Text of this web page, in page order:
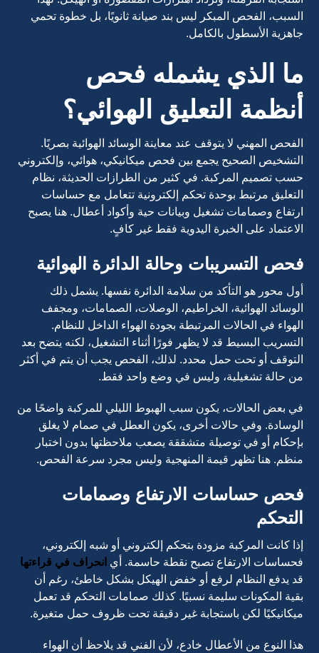
السبب، الفحص المبكر ليس بند صيانة ثانويًا، بل خطوة تحمي
جاهزية الأسطول بالكامل.
ما الذي يشمله فحص
أنظمة التعليق الهوائي؟
الفحص المهني لا يتوقف عند معاينة الوسائد الهوائية بصريًا.
التشخيص الصحيح يجمع بين فحص ميكانيكي، هوائي، وإلكتروني
حسب تصميم المركبة. في كثير من الطرازات الحديثة، نظام
التعليق مرتبط بوحدة تحكم إلكترونية تتعامل مع حساسات
ارتفاع وصمامات تشغيل وبيانات حية وأكواد أعطال. هنا يصبح
الاعتماد على الخبرة اليدوية فقط غير كافٍ.
فحص التسريبات وحالة الدائرة الهوائية
أول محور هو التأكد من سلامة الدائرة نفسها. يشمل ذلك
الوسائد الهوائية، الخراطيم، الوصلات، الصمامات، ومجفف
الهواء في الحالات المرتبطة بجودة الهواء الداخل للنظام.
التسريب البسيط قد لا يظهر فورًا أثناء التشغيل، لكنه يتضح بعد
التوقف أو تحت حمل محدد. لذلك، الفحص يجب أن يتم في أكثر
من حالة تشغيلية، وليس في وضع واحد فقط.
في بعض الحالات، يكون سبب الهبوط الليلي للمركبة واضحًا من
الوسادة. وفي حالات أخرى، يكون العطل في صمام لا يغلق
بإحكام أو في توصيلة متشققة يصعب ملاحظتها بدون اختبار
منظم. هنا تظهر قيمة المنهجية وليس مجرد سرعة الفحص.
فحص حساسات الارتفاع وصمامات
التحكم
إذا كانت المركبة مزودة بتحكم إلكتروني أو شبه إلكتروني،
فحساسات الارتفاع تصبح نقطة حاسمة. أي انحراف في قراءتها
قد يدفع النظام لرفع أو خفض الهيكل بشكل خاطئ، رغم أن
بقية المكونات سليمة نسبيًا. كذلك صمامات التحكم قد تعمل
ميكانيكيًا لكن باستجابة غير دقيقة تحت ظروف حمل متغيرة.
هذا النوع من الأعطال خادع، لأن الفني قد يلاحظ أن الهواء